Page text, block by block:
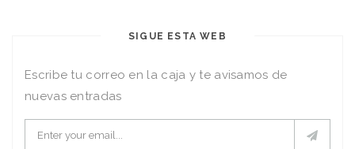
SIGUE ESTA WEB
Escribe tu correo en la caja y te avisamos de
nuevas entradas